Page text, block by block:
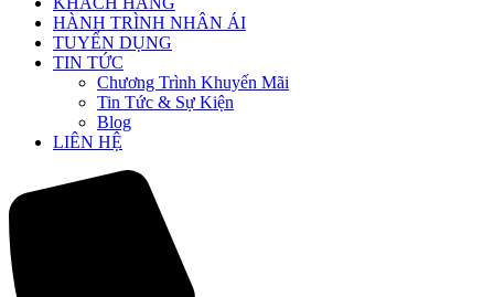
HÀNH TRÌNH NHÂN ÁI
TUYỂN DỤNG
TIN TỨC
Chương Trình Khuyến Mãi
Tin Tức & Sự Kiện
Blog
LIÊN HỆ